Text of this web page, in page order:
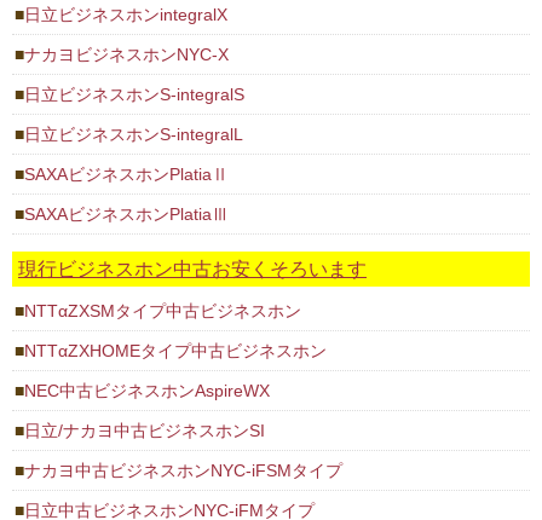
日立ビジネスホンintegralX
ナカヨビジネスホンNYC-X
日立ビジネスホンS-integralS
日立ビジネスホンS-integralL
SAXAビジネスホンPlatiaⅡ
SAXAビジネスホンPlatiaⅢ
現行ビジネスホン中古お安くそろいます
NTTαZXSMタイプ中古ビジネスホン
NTTαZXHOMEタイプ中古ビジネスホン
NEC中古ビジネスホンAspireWX
日立/ナカヨ中古ビジネスホンSI
ナカヨ中古ビジネスホンNYC-iFSMタイプ
日立中古ビジネスホンNYC-iFMタイプ